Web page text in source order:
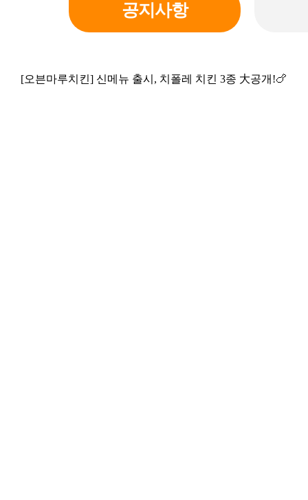
공지사항
[오븐마루치킨] 신메뉴 출시, 치폴레 치킨 3종 大공개!🍗